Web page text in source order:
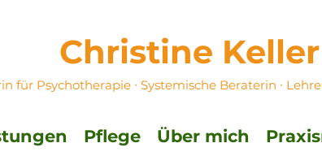
Christine Keller
für Psychotherapie ∙ Systemische Beraterin ∙
Pflege Über mich